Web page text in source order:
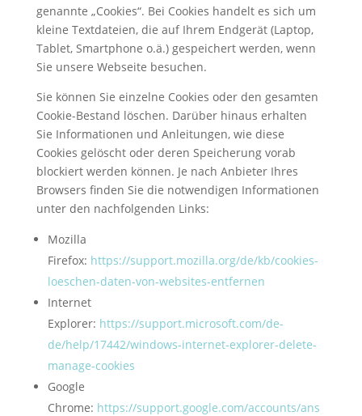
genannte „Cookies“. Bei Cookies handelt es sich um
kleine Textdateien, die auf Ihrem Endgerät (Laptop,
Tablet, Smartphone o.ä.) gespeichert werden, wenn
Sie unsere Webseite besuchen.
Sie können Sie einzelne Cookies oder den gesamten
Cookie-Bestand löschen. Darüber hinaus erhalten
Sie Informationen und Anleitungen, wie diese
Cookies gelöscht oder deren Speicherung vorab
blockiert werden können. Je nach Anbieter Ihres
Browsers finden Sie die notwendigen Informationen
unter den nachfolgenden Links:
Mozilla
Firefox: https://support.mozilla.org/de/kb/cookies-
loeschen-daten-von-websites-entfernen
Internet
Explorer: https://support.microsoft.com/de-
de/help/17442/windows-internet-explorer-delete-
manage-cookies
Google
Chrome: https://support.google.com/accounts/ans